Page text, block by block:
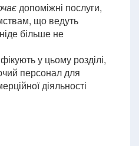
допоміжні послуги,
що ведуть
більше не
у цьому розділі,
персонал для
діяльності